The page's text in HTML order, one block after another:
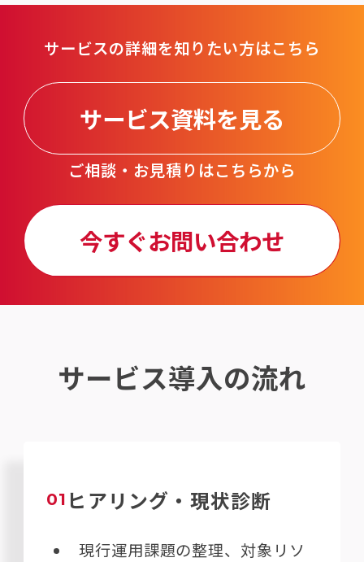
サービスの詳細を知りたい方はこちら
サービス資料を見る
ご相談・お見積りはこちらから
今すぐお問い合わせ
サービス導入の流れ
01 ヒアリング・現状診断
現行運用課題の整理、対象リソ